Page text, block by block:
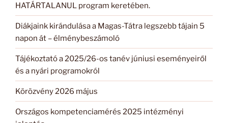
HATÁRTALANUL program keretében.
Diákjaink kirándulása a Magas-Tátra legszebb tájain 5
napon át – élménybeszámoló
Tájékoztató a 2025/26-os tanév júniusi eseményeiről
és a nyári programokról
Körözvény 2026 május
Országos kompetenciamérés 2025 intézményi